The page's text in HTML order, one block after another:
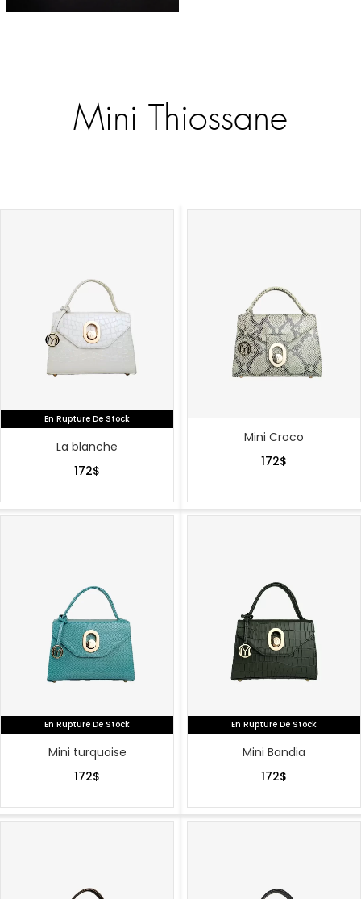
Mini Thiossane
En Rupture De Stock
La blanche
172$
Mini Croco
172$
En Rupture De Stock
Mini turquoise
172$
En Rupture De Stock
Mini Bandia
172$